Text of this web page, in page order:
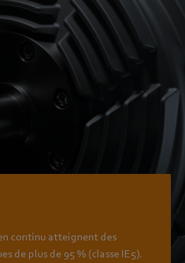
continu atteignent des
de plus de 95 % (classe IE5).